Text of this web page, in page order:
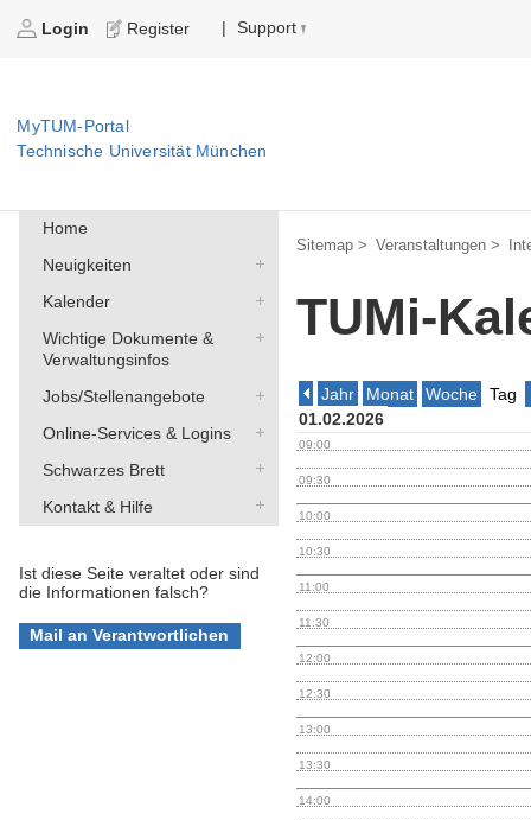
Login Register | Support
MyTUM-Portal
Technische Universität München
Home
Neuigkeiten
Kalender
Wichtige Dokumente &
Verwaltungsinfos
Jobs/Stellenangebote
Online-Services & Logins
Schwarzes Brett
Kontakt & Hilfe
Ist diese Seite veraltet oder sind
die Informationen falsch?
Sitemap > Veranstaltungen >
TUMi-
Jahr Monat Woche
Tag
01.02.2026
09:00
09:30
10:00
10:30
11:00
11:30
12:00
12:30
13:00
13:30
14:00